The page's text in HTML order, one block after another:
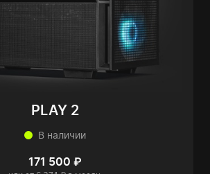
PLAY 2
В наличии
171 500 ₽